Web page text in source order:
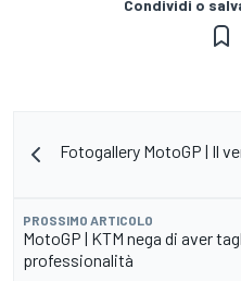
Condividi o
Fotogallery MotoGP | Il
PROSSIMO ARTICOLO
MotoGP | KTM nega di aver
professionalità